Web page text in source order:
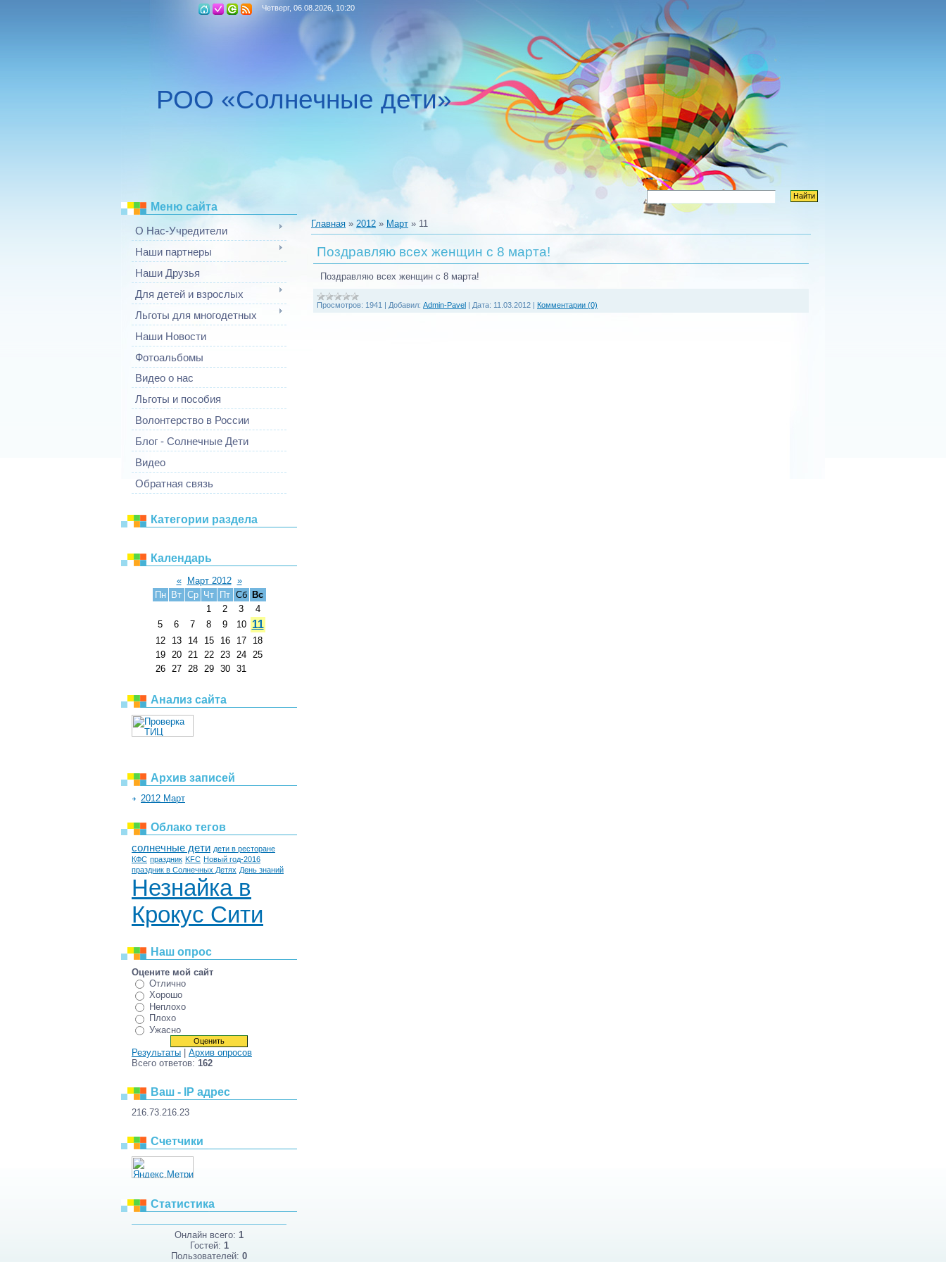
Четверг, 06.08.2026, 10:20
РОО «Солнечные дети»
Меню сайта
О Нас-Учредители
Наши партнеры
Наши Друзья
Для детей и взрослых
Льготы для многодетных
Наши Новости
Фотоальбомы
Видео о нас
Льготы и пособия
Волонтерство в России
Блог - Солнечные Дети
Видео
Обратная связь
Категории раздела
Календарь
« Март 2012 »
Пн
Вт Ср Чт Пт Сб
Вс
1
2 3
4
5
6 7 8 9 10 11
12 13 14 15 16 17
18
19
20 21 22 23 24
25
26
27 28 29 30 31
Анализ сайта
Архив записей
2012 Март
Облако тегов
солнечные дети дети в ресторане
КФС праздник KFC Новый год-2016
праздник в Солнечных Детях День знаний
Незнайка в
Крокус Сити
Наш опрос
Оцените мой сайт
Отлично
Хорошо
Неплохо
Плохо
Ужасно
Результаты
Архив опросов
Всего ответов: 162
Ваш - IP адрес
216.73.216.23
Счетчики
Статистика
Онлайн всего: 1
Гостей: 1
Пользователей: 0
Главная » 2012 » Март » 11
Поздравляю всех женщин с 8 марта!
Поздравляю всех женщин с 8 марта!
Просмотров: 1941 Добавил: Admin-Pavel Дата: 11.03.2012 Комментарии (0)